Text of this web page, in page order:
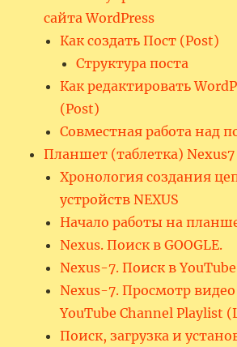
сайта WordPress
Как создать Пост (Post)
Структура поста
Как редактировать
(Post)
Совместная работа над
Планшет (таблетка) Nexus7
Хронология создания
устройств NEXUS
Начало работы на
Nexus. Поиск в GOOGLE.
Nexus-7. Поиск в
Nexus-7. Просмотр видео
YouTube Channel Playlist
Поиск, загрузка и